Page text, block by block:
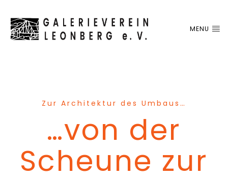
MENU
Zur Architektur des Umbaus…
…von der
Scheune zur